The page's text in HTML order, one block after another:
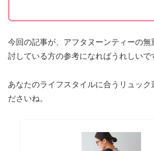
今回の記事が、アフタヌーンティーの無
討している方の参考になればうれしいで
あなたのライフスタイルに合うリュック
ださいね。